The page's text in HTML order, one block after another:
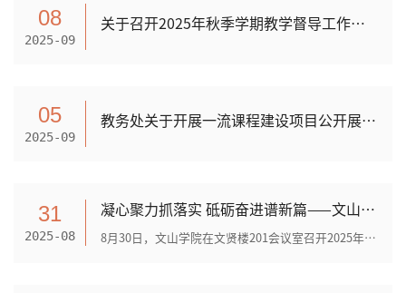
08
2025-09
关于召开2025年秋季学期教学督导工作会的通知
05
2025-09
教务处关于开展一流课程建设项目公开展示课活动的通知
31
2025-08
凝心聚力抓落实 砥砺奋进谱新篇——文山学院召开秋季学期中层干部大会暨审核评估工作推进会
8月30日，文山学院在文贤楼201会议室召开2025年秋季学期中层干部大会暨审核评估工作推进会。会议以习近平新时代中国特色社会主义思想为指导，深入学习贯彻党的二十大和二十届二中...